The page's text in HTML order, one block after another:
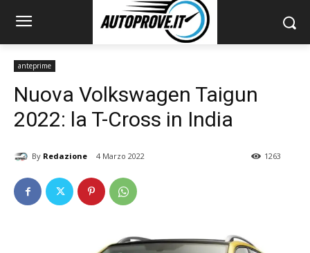
anteprime
Nuova Volkswagen Taigun
2022: la T-Cross in India
By Redazione 4 Marzo 2022 1263